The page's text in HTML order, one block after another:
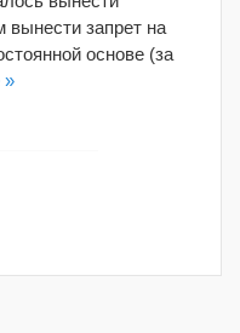
вынести запрет на
основе (за
»